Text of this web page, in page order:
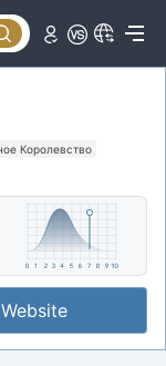
Королевство
Website